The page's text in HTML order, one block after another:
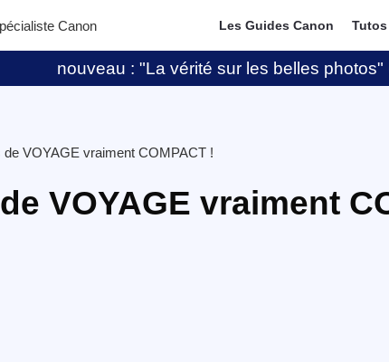
Canon Les Guides Canon
nouveau : "La vérité sur les belles photos"
de VOYAGE vraiment COMPACT !
VOYAGE vraiment